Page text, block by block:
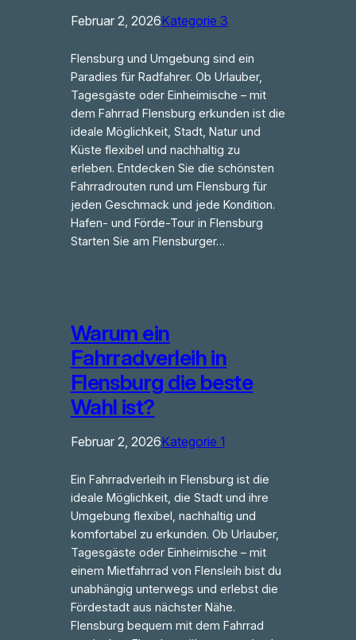
Februar 2, 2026Kategorie 3
Flensburg und Umgebung sind ein
Paradies für Radfahrer. Ob Urlauber,
Tagesgäste oder Einheimische – mit
dem Fahrrad Flensburg erkunden ist die
ideale Möglichkeit, Stadt, Natur und
Küste flexibel und nachhaltig zu
erleben. Entdecken Sie die schönsten
Fahrradrouten rund um Flensburg für
jeden Geschmack und jede Kondition.
Hafen- und Förde-Tour in Flensburg
Starten Sie am Flensburger…
Warum ein
Fahrradverleih in
Flensburg die beste
Wahl ist?
Februar 2, 2026Kategorie 1
Ein Fahrradverleih in Flensburg ist die
ideale Möglichkeit, die Stadt und ihre
Umgebung flexibel, nachhaltig und
komfortabel zu erkunden. Ob Urlauber,
Tagesgäste oder Einheimische – mit
einem Mietfahrrad von Flensleih bist du
unabhängig unterwegs und erlebst die
Fördestadt aus nächster Nähe.
Flensburg bequem mit dem Fahrrad